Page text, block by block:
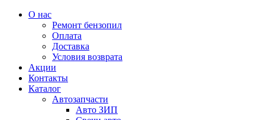
О нас
Ремонт бензопил
Оплата
Доставка
Условия возврата
Акции
Контакты
Каталог
Автозапчасти
Авто ЗИП